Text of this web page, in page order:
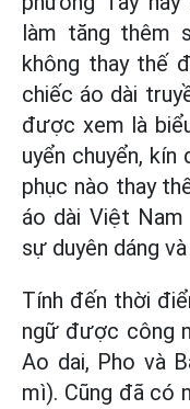
làm tăng thêm
không thay thế
chiếc áo dài
được xem là
uyển chuyển,
phục nào thay
áo dài Việt
sự duyên dáng
Tính đến thời
ngữ được công
Ao dai, Pho và
mì). Cũng đã có